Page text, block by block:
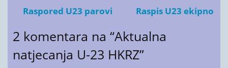
Raspored U23 parovi Raspis U23 ekipno
2 komentara na “Aktualna
natjecanja U-23 HKRZ”